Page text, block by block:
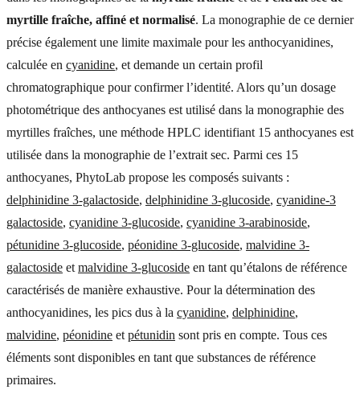
myrtille fraîche, affiné et normalisé. La monographie de ce dernier
précise également une limite maximale pour les anthocyanidines,
calculée en cyanidine, et demande un certain profil
chromatographique pour confirmer l’identité. Alors qu’un dosage
photométrique des anthocyanes est utilisé dans la monographie des
myrtilles fraîches, une méthode HPLC identifiant 15 anthocyanes est
utilisée dans la monographie de l’extrait sec. Parmi ces 15
anthocyanes, PhytoLab propose les composés suivants :
delphinidine 3-galactoside, delphinidine 3-glucoside, cyanidine-3
galactoside, cyanidine 3-glucoside, cyanidine 3-arabinoside,
pétunidine 3-glucoside, péonidine 3-glucoside, malvidine 3-
galactoside et malvidine 3-glucoside en tant qu’étalons de référence
caractérisés de manière exhaustive. Pour la détermination des
anthocyanidines, les pics dus à la cyanidine, delphinidine,
malvidine, péonidine et pétunidin sont pris en compte. Tous ces
éléments sont disponibles en tant que substances de référence
primaires.